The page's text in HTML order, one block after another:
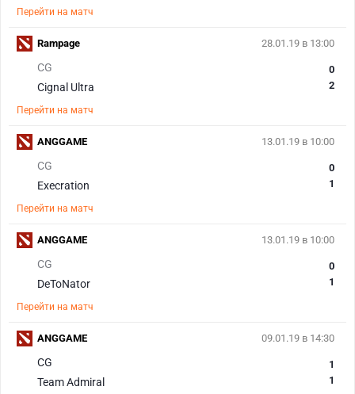
Перейти на матч
28.01.19 в 13:00
CG
Cignal Ultra
0
2
Перейти на матч
Rampage
13.01.19 в 10:00
CG
Execration
0
1
Перейти на матч
ANGGAME
13.01.19 в 10:00
CG
DeToNator
0
1
Перейти на матч
ANGGAME
09.01.19 в 14:30
CG
Team Admiral
1
1
ANGGAME